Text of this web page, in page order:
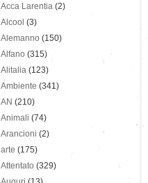
Acca Larentia (2)
Alcool (3)
Alemanno (150)
Alfano (315)
Alitalia (123)
Ambiente (341)
AN (210)
Animali (74)
Arancioni (2)
arte (175)
Attentato (329)